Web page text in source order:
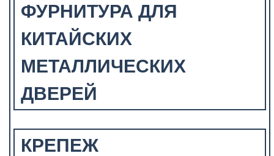
ФУРНИТУРА ДЛЯ
КИТАЙСКИХ
МЕТАЛЛИЧЕСКИХ
ДВЕРЕЙ
КРЕПЕЖ